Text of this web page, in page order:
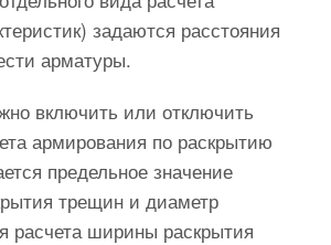
задаются расстояния
арматуры.
включить или отключить
армирования по раскрытию
предельное значение
трещин и диаметр
расчета ширины раскрытия